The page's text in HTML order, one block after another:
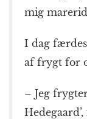
mig
I dag
af frygt for
– Jeg